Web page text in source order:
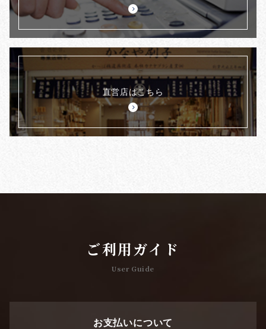
直営店はこちら
ご利用ガイド
User Guide
お支払いについて